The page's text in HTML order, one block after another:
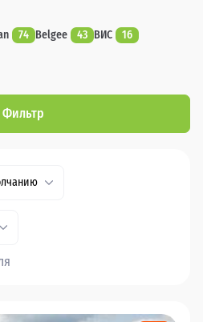
74 Belgee 43 ВИС
16
Фильтр